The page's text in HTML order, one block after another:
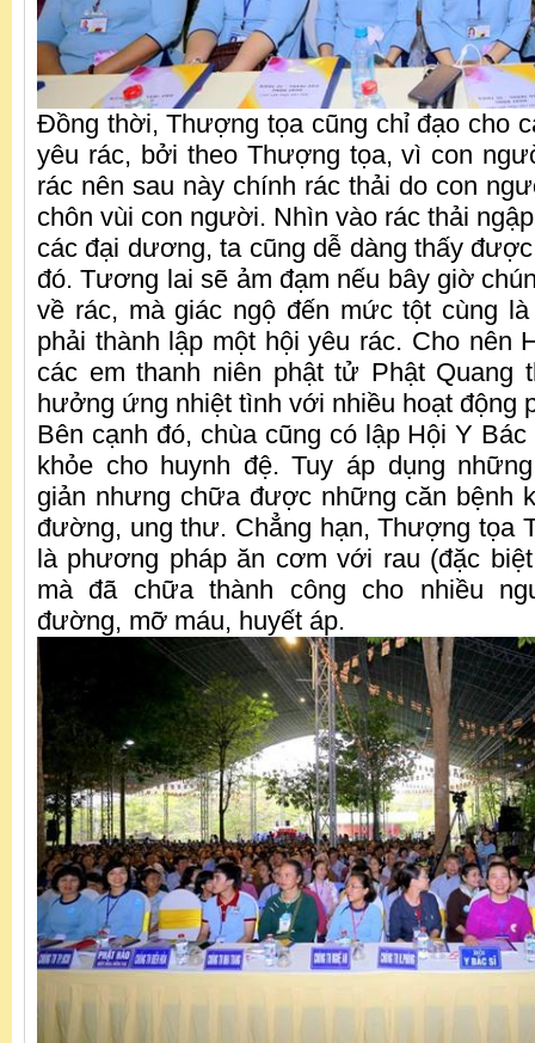
Đồng thời, Thượng tọa cũng chỉ đạo cho
yêu rác, bởi theo Thượng tọa, vì con
rác nên sau này chính rác thải do con
chôn vùi con người. Nhìn vào rác thải
các đại dương, ta cũng dễ dàng thấy
đó. Tương lai sẽ ảm đạm nếu bây giờ
về rác, mà giác ngộ đến mức tột cùng
phải thành lập một hội yêu rác. Cho nên
các em thanh niên phật tử Phật Quang
hưởng ứng nhiệt tình với nhiều hoạt động
Bên cạnh đó, chùa cũng có lập Hội Y
khỏe cho huynh đệ. Tuy áp dụng
giản nhưng chữa được những căn bệnh
đường, ung thư. Chẳng hạn, Thượng tọa
là phương pháp ăn cơm với rau (đặc
mà đã chữa thành công cho nhiều
đường, mỡ máu, huyết áp.